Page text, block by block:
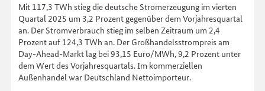
Mit 117,3 TWh stieg die deutsche Stromerzeugung im vierten
Quartal 2025 um 3,2 Prozent gegenüber dem Vorjahresquartal
an. Der Stromverbrauch stieg im selben Zeitraum um 2,4
Prozent auf 124,3 TWh an. Der Großhandelsstrompreis am
Day-Ahead-Markt lag bei 93,15 Euro/MWh, 9,2 Prozent unter
dem Wert des Vorjahresquartals. Im kommerziellen
Außenhandel war Deutschland Nettoimporteur.